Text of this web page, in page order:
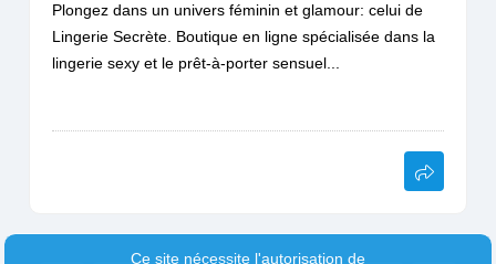
Plongez dans un univers féminin et glamour: celui de
Lingerie Secrète. Boutique en ligne spécialisée dans la
lingerie sexy et le prêt-à-porter sensuel...
Ce site nécessite l'autorisation de